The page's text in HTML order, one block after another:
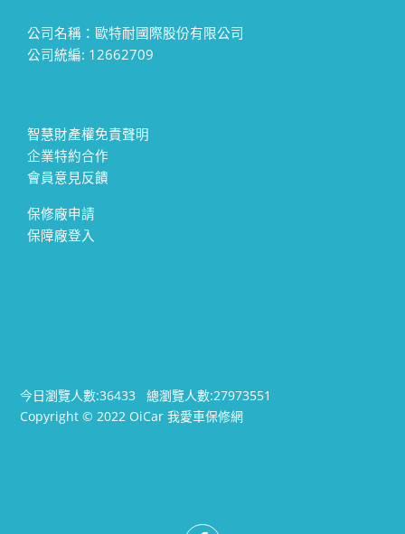
公司名稱：歐特耐國際股份有限公司
公司統編: 12662709
智慧財產權免責聲明
企業特約合作
會員意見反饋
保修廠申請
保障廠登入
今日瀏覽人數:36433總瀏覽人數:27973551
Copyright © 2022 OiCar 我愛車保修網